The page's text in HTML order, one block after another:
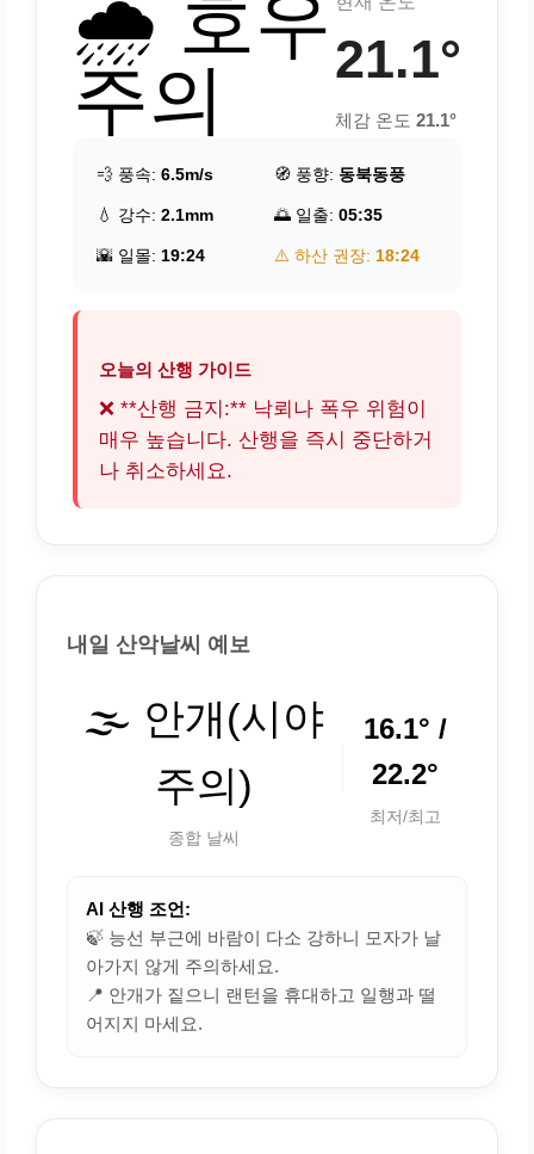
🌧️ 호우
주의
21.1°
체감 온도 21.1°
💨 풍속: 6.5m/s 🧭 풍향: 동북동풍
💧 강수: 2.1mm 🌅 일출: 05:35
🌇 일몰: 19:24 ⚠️ 하산 권장: 18:24
오늘의 산행 가이드
❌ **산행 금지:** 낙뢰나 폭우 위험이
매우 높습니다. 산행을 즉시 중단하거
나 취소하세요.
내일 산악날씨 예보
🌫️ 안개(시야
주의)
종합 날씨
16.1° /
22.2°
최저/최고
AI 산행 조언:
🍃 능선 부근에 바람이 다소 강하니 모자가 날
아가지 않게 주의하세요.
📍 안개가 짙으니 랜턴을 휴대하고 일행과 떨
어지지 마세요.